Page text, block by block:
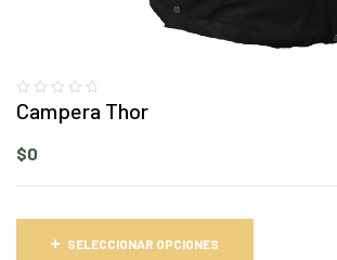
Campera Thor
$0
SELECCIONAR OPCIONES